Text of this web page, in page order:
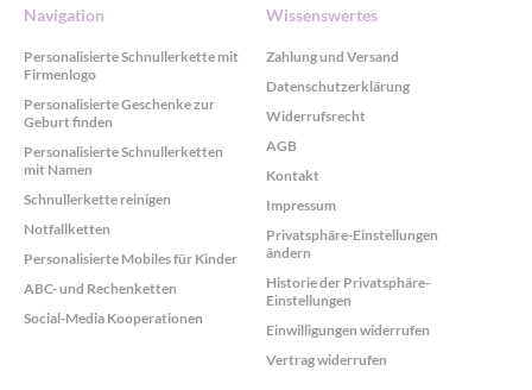
Navigation
Personalisierte Schnullerkette mit
Firmenlogo
Personalisierte Geschenke zur
Geburt finden
Personalisierte Schnullerketten
mit Namen
Schnullerkette reinigen
Notfallketten
Personalisierte Mobiles für Kinder
ABC- und Rechenketten
Social-Media Kooperationen
Wissenswertes
Zahlung und Versand
Datenschutzerklärung
Widerrufsrecht
AGB
Kontakt
Impressum
Privatsphäre-Einstellungen
ändern
Historie der Privatsphäre-
Einstellungen
Einwilligungen widerrufen
Vertrag widerrufen